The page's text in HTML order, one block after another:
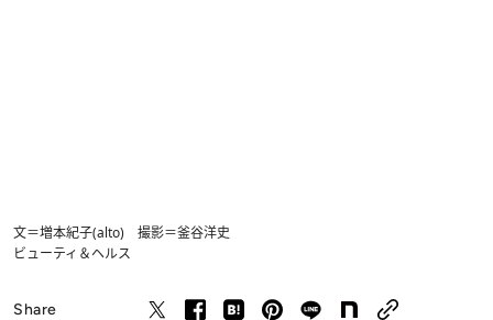
文＝増本紀子(alto) 撮影＝釜谷洋史
ビューティ＆ヘルス
Share